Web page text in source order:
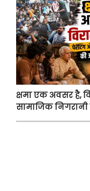
क्षमा एक अवसर है,
सामाजिक